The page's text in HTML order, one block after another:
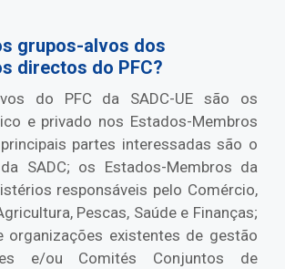
grupos-alvos dos
directos do PFC?
do PFC da SADC-UE são os
e privado nos Estados-Membros
partes interessadas são o
SADC; os Estados-Membros da
responsáveis pelo Comércio,
Pescas, Saúde e Finanças;
organizações existentes de gestão
e/ou Comités Conjuntos de